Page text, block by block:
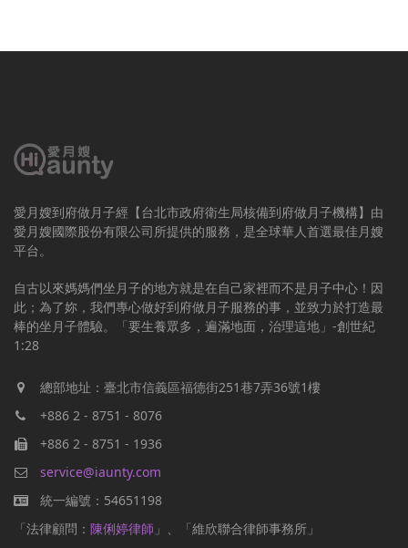
愛月嫂到府做月子經【台北市政府衛生局核備到府做月子機構】由
愛月嫂國際股份有限公司所提供的服務，是全球華人首選最佳月嫂
平台。
自古以來媽媽們坐月子的地方就是在自己家裡而不是月子中心！因
此；為了妳，我們專心做好到府做月子服務的事，並致力於打造最
棒的坐月子體驗。「要生養眾多，遍滿地面，治理這地」-創世紀
1:28
總部地址：臺北市信義區福德街251巷7弄36號1樓
+886 2 - 8751 - 8076
+886 2 - 8751 - 1936
service@iaunty.com
統一編號：54651198
「法律顧問： 陳俐婷律師 」、「維欣聯合律師事務所」